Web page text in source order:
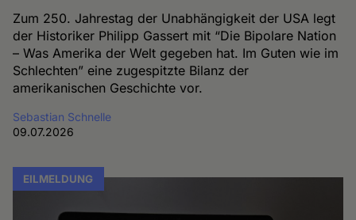
Zum 250. Jahrestag der Unabhängigkeit der USA legt
der Historiker Philipp Gassert mit “Die Bipolare Nation
– Was Amerika der Welt gegeben hat. Im Guten wie im
Schlechten” eine zugespitzte Bilanz der
amerikanischen Geschichte vor.
Sebastian Schnelle
09.07.2026
EILMELDUNG